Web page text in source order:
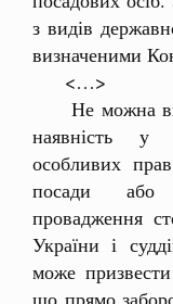
з видів
визначеними
<…>
Не можна
наявність у
особливих
посади або
провадження
України і
може
що прямо